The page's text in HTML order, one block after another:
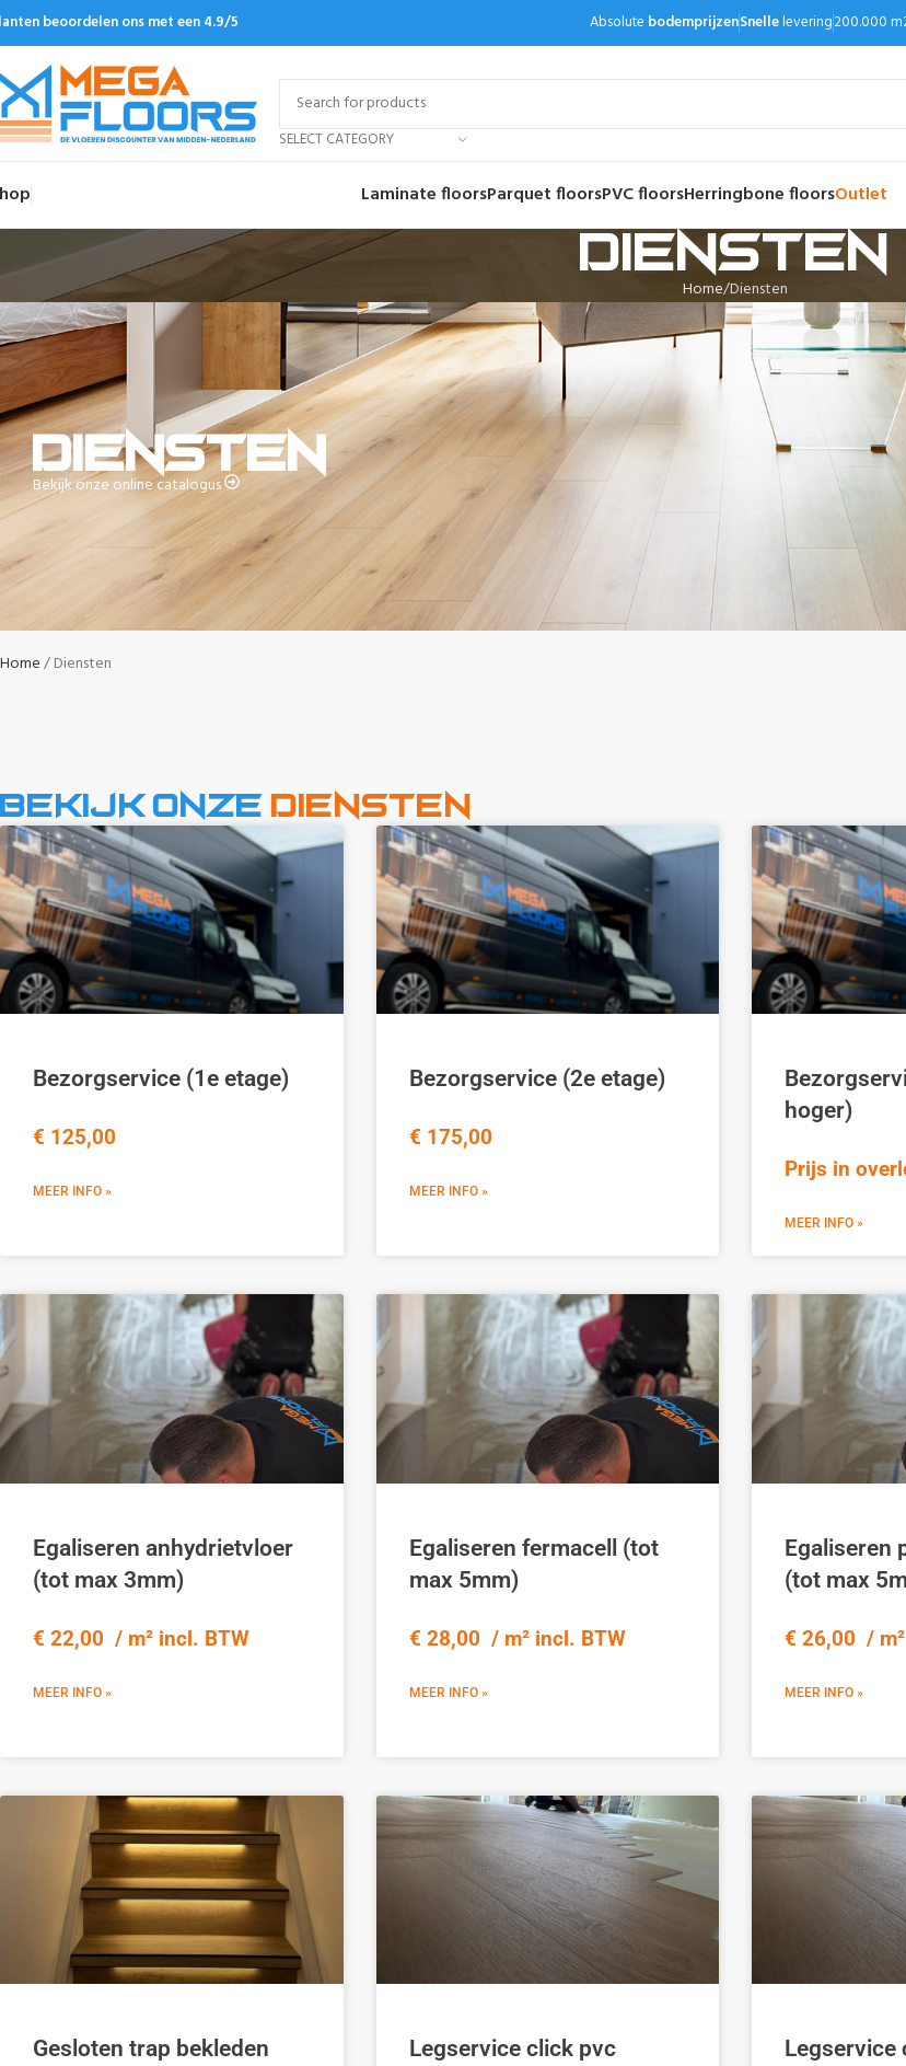
beoordelen ons met een 4.9/5 Absolute bodemprijzenSnellelevering200.000
SELECT CATEGORY
Laminate floorsParquet floorsPVC floorsHerringbone floorsOutlet
Diensten
Home Diensten
Diensten
Bekijk onze online catalogus
Home Diensten
Bekijk onze diensten
Bezorgservice (1e etage)
€ 125,00
MEER INFO »
Bezorgservice (2e etage)
€ 175,00
MEER INFO »
hoger)
Prijs in
MEER INFO »
Egaliseren anhydrietvloer
(tot max 3mm)
€ 22,00 / m² incl. BTW
MEER INFO »
Egaliseren fermacell (tot
max 5mm)
€ 28,00 / m² incl. BTW
MEER INFO »
Egaliseren
(tot max
€ 26,00 /
MEER INFO »
Gesloten trap bekleden
Legservice click pvc
Legservice